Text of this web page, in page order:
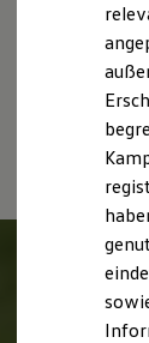
Marke und
usw.)